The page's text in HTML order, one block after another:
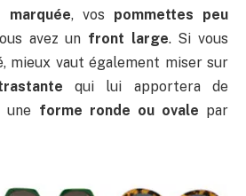
, vos pommettes peu
avez un front large. Si vous
mieux vaut également miser sur
qui lui apportera de
une forme ronde ou ovale par